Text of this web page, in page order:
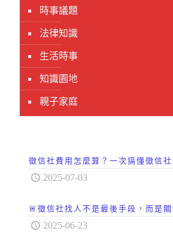
時事議題
法律知識
生活時事
知識園地
親子家庭
徵信社費用怎麼算？一次搞懂徵信
2025-07-03
🚨徵信社找人不是最後手段，而是
2025-06-23